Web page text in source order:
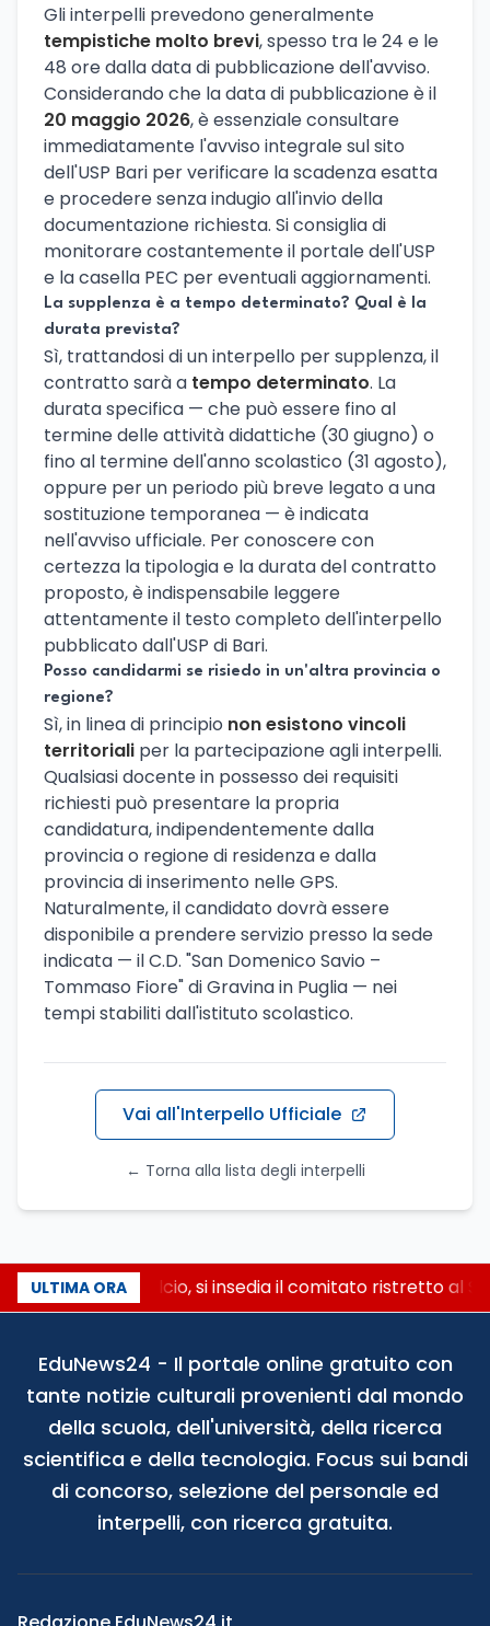
Gli interpelli prevedono generalmente
tempistiche molto brevi, spesso tra le 24 e le
48 ore dalla data di pubblicazione dell'avviso.
Considerando che la data di pubblicazione è il
20 maggio 2026, è essenziale consultare
immediatamente l'avviso integrale sul sito
dell'USP Bari per verificare la scadenza esatta
e procedere senza indugio all'invio della
documentazione richiesta. Si consiglia di
monitorare costantemente il portale dell'USP
e la casella PEC per eventuali aggiornamenti.
La supplenza è a tempo determinato? Qual è la
durata prevista?
Sì, trattandosi di un interpello per supplenza, il
contratto sarà a tempo determinato. La
durata specifica — che può essere fino al
termine delle attività didattiche (30 giugno) o
fino al termine dell'anno scolastico (31 agosto),
oppure per un periodo più breve legato a una
sostituzione temporanea — è indicata
nell'avviso ufficiale. Per conoscere con
certezza la tipologia e la durata del contratto
proposto, è indispensabile leggere
attentamente il testo completo dell'interpello
pubblicato dall'USP di Bari.
Posso candidarmi se risiedo in un'altra provincia o
regione?
Sì, in linea di principio non esistono vincoli
territoriali per la partecipazione agli interpelli.
Qualsiasi docente in possesso dei requisiti
richiesti può presentare la propria
candidatura, indipendentemente dalla
provincia o regione di residenza e dalla
provincia di inserimento nelle GPS.
Naturalmente, il candidato dovrà essere
disponibile a prendere servizio presso la sede
indicata — il C.D. "San Domenico Savio –
Tommaso Fiore" di Gravina in Puglia — nei
tempi stabiliti dall'istituto scolastico.
Vai all'Interpello Ufficiale
← Torna alla lista degli interpelli
ULTIMA ORA
Riforma del calcio, si insedia il comitato ristretto al
EduNews24 - Il portale online gratuito con
tante notizie culturali provenienti dal mondo
della scuola, dell'università, della ricerca
scientifica e della tecnologia. Focus sui bandi
di concorso, selezione del personale ed
interpelli, con ricerca gratuita.